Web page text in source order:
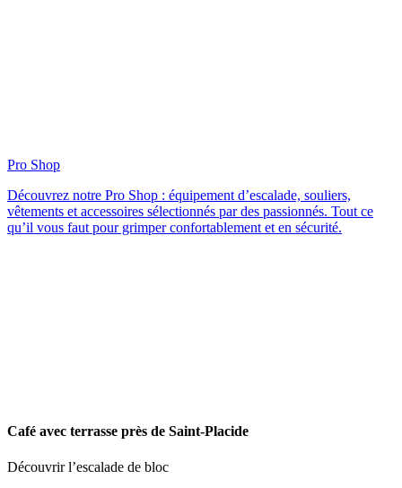
Pro Shop
Découvrez notre Pro Shop : équipement d’escalade, souliers,
vêtements et accessoires sélectionnés par des passionnés. Tout ce
qu’il vous faut pour grimper confortablement et en sécurité.
Café avec terrasse près de Saint‑Placide
Découvrir l’escalade de bloc